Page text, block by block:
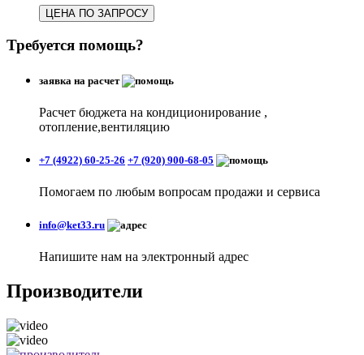
ЦЕНА ПО ЗАПРОСУ
Требуется помощь?
заявка на расчет
Расчет бюджета на кондиционирование ,
отопление,вентиляцию
+7 (4922) 60-25-26 +7 (920) 900-68-05
Помогаем по любым вопросам продажи и сервиса
info@ket33.ru
Напишите нам на электронный адрес
Производители